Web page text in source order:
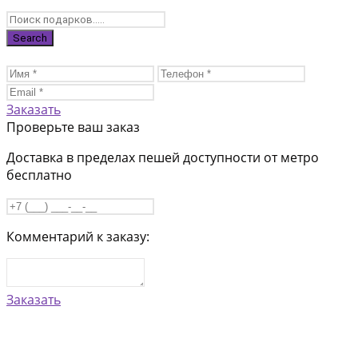
Заказать
Проверьте ваш заказ
Доставка в пределах пешей доступности от метро
бесплатно
Комментарий к заказу:
Заказать